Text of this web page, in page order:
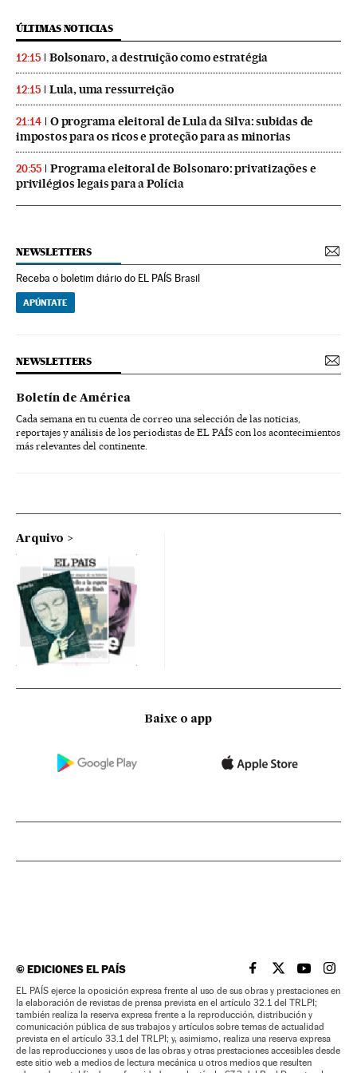
ÚLTIMAS NOTICIAS
12:15 Bolsonaro, a destruição como estratégia
12:15 Lula, uma ressurreição
21:14
O programa eleitoral de Lula da Silva: subidas de
impostos para os ricos e proteção para as minorias
20:55
Programa eleitoral de Bolsonaro: privatizações e
privilégios legais para a Polícia
NEWSLETTERS
Receba o boletim diário do EL PAÍS Brasil
APÚNTATE
NEWSLETTERS
Boletín de América
Cada semana en tu cuenta de correo una selección de las noticias,
reportajes y análisis de los periodistas de EL PAÍS con los acontecimientos
más relevantes del continente.
Arquivo
Baixe o app
©EDICIONES EL PAÍS EL PAÍS BRASIL EN
EL PAÍSEL PAÍS
EL
EL PAÍS ejerce la oposición expresa frente al uso de sus obras y prestaciones en
la elaboración de revistas de prensa prevista en el artículo 32.1 del TRLPI;
también realiza la reserva expresa frente a la reproducción, distribución y
comunicación pública de sus trabajos y artículos sobre temas de actualidad
prevista en el artículo 33.1 del TRLPI; y, asimismo, realiza una reserva expresa
de las reproducciones y usos de las obras y otras prestaciones accesibles desde
este sitio web a medios de lectura mecánica u otros medios que resulten